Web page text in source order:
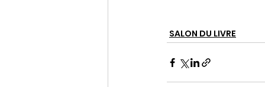
SALON DU LIVRE